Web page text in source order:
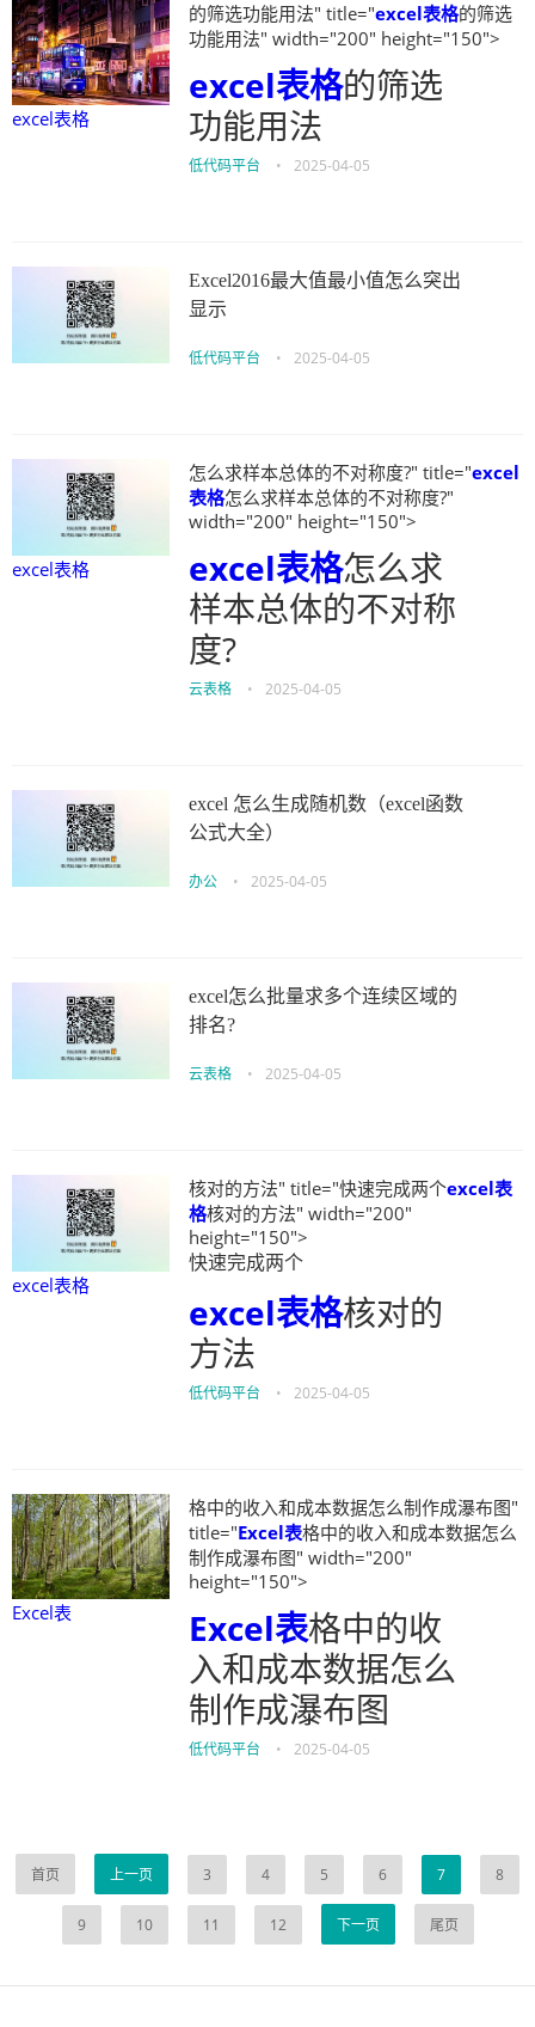
excel表格
的筛选功能用法" title="excel表格的筛选
功能用法" width="200" height="150">
excel表格的筛选
功能用法
低代码平台 • 2025-04-05
Excel2016最大值最小值怎么突出
显示
低代码平台 • 2025-04-05
excel表格
怎么求样本总体的不对称度?" title="excel
表格怎么求样本总体的不对称度?"
width="200" height="150">
excel表格怎么求
样本总体的不对称
度?
云表格 • 2025-04-05
excel 怎么生成随机数（excel函数
公式大全）
办公 • 2025-04-05
excel怎么批量求多个连续区域的
排名?
云表格 • 2025-04-05
excel表格
核对的方法" title="快速完成两个excel表
格核对的方法" width="200"
height="150">
快速完成两个
excel表格核对的
方法
低代码平台 • 2025-04-05
Excel表
格中的收入和成本数据怎么制作成瀑布图"
title="Excel表格中的收入和成本数据怎么
制作成瀑布图" width="200"
height="150">
Excel表格中的收
入和成本数据怎么
制作成瀑布图
低代码平台 • 2025-04-05
首页 上一页 3 4 5 6 7 8
9 10 11 12 下一页 尾页